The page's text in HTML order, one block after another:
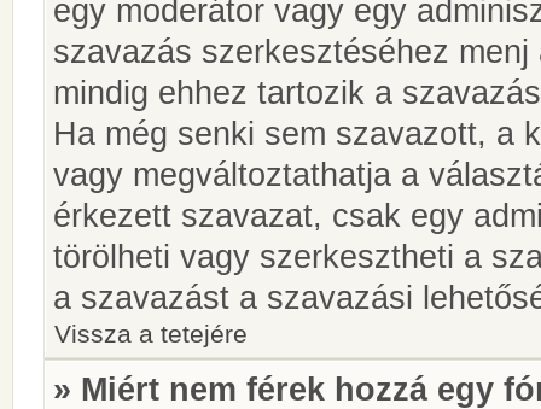
egy moderátor vagy egy
szavazás szerkesztéséhez
mindig ehhez tartozik a
Ha még senki sem szavazott, a
vagy megváltoztathatja a
érkezett szavazat, csak egy
törölheti vagy szerkesztheti a
a szavazást a szavazási
Vissza a tetejére
» Miért nem férek hozzá egy